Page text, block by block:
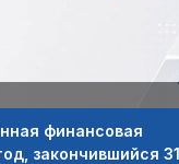
финансовая
закончившийся 31